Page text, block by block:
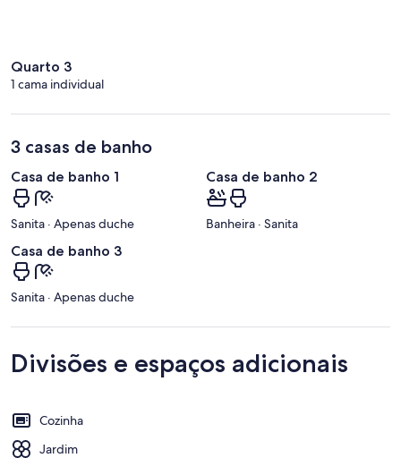
Quarto 3
1 cama individual
3 casas de banho
Casa de banho 1
Sanita · Apenas duche
Casa de banho 2
Banheira · Sanita
Casa de banho 3
Sanita · Apenas duche
Divisões e espaços adicionais
Cozinha
Jardim